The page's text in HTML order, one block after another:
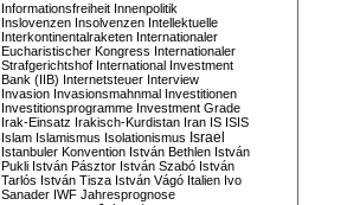
Informationsfreiheit Innenpolitik
Inslovenzen Insolvenzen Intellektuelle
Interkontinentalraketen Internationaler
Eucharistischer Kongress Internationaler
Strafgerichtshof International Investment
Bank (IIB) Internetsteuer Interview
Invasion Invasionsmahnmal Investitionen
Investitionsprogramme Investment Grade
Irak-Einsatz Irakisch-Kurdistan Iran IS ISIS
Islam Islamismus Isolationismus Israel
Istanbuler Konvention István Bethlen István
Pukli István Pásztor István Szabó István
Tarlós István Tisza István Vágó Italien Ivo
Sanader IWF Jahresprognose